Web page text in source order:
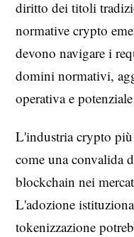
diritto dei titoli
normative crypto
devono navigare i
domini normativi,
operativa e
L'industria crypto più
come una convalida
blockchain nei
L'adozione
tokenizzazione